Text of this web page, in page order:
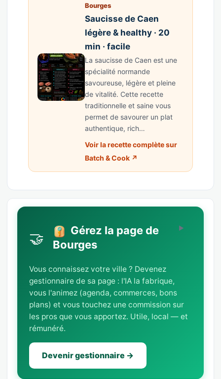
Bourges
Saucisse de Caen
légère & healthy · 20
min · facile
La saucisse de Caen est une
spécialité normande
savoureuse, légère et pleine
de vitalité. Cette recette
traditionnelle et saine vous
permet de savourer un plat
authentique, rich…
Voir la recette complète sur
Batch & Cook ↗
🤝
Gérez la page de
Bourges
Vous connaissez votre ville ? Devenez
gestionnaire de sa page : l'IA la fabrique,
vous l'animez (agenda, commerces, bons
plans) et vous touchez une commission sur
les pros que vous apportez. Utile, local — et
rémunéré.
Devenir gestionnaire →